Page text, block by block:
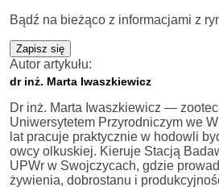
Bądź na bieżąco z informacjami z
Zapisz się
Autor artykułu:
dr inż. Marta Iwaszkiewicz
Dr inż. Marta Iwaszkiewicz —
Uniwersytetem Przyrodniczym we
lat pracuje praktycznie w hodowli
owcy olkuskiej. Kieruje Stacją
UPWr w Swojczycach, gdzie
żywienia, dobrostanu i